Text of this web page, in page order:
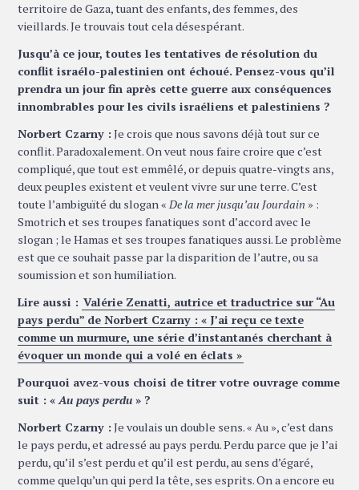
territoire de Gaza, tuant des enfants, des femmes, des
vieillards. Je trouvais tout cela désespérant.
Jusqu’à ce jour, toutes les tentatives de résolution du
conflit israélo-palestinien ont échoué. Pensez-vous qu’il
prendra un jour fin après cette guerre aux conséquences
innombrables pour les civils israéliens et palestiniens ?
Norbert Czarny : Je crois que nous savons déjà tout sur ce
conflit. Paradoxalement. On veut nous faire croire que c’est
compliqué, que tout est emmêlé, or depuis quatre-vingts ans,
deux peuples existent et veulent vivre sur une terre. C’est
toute l’ambiguïté du slogan « De la mer jusqu’au Jourdain » :
Smotrich et ses troupes fanatiques sont d’accord avec le
slogan ; le Hamas et ses troupes fanatiques aussi. Le problème
est que ce souhait passe par la disparition de l’autre, ou sa
soumission et son humiliation.
Lire aussi : Valérie Zenatti, autrice et traductrice sur “Au
pays perdu” de Norbert Czarny : « J’ai reçu ce texte
comme un murmure, une série d’instantanés cherchant à
évoquer un monde qui a volé en éclats »
Pourquoi avez-vous choisi de titrer votre ouvrage comme
suit : «Au pays perdu » ?
Norbert Czarny : Je voulais un double sens. « Au », c’est dans
le pays perdu, et adressé au pays perdu. Perdu parce que je l’ai
perdu, qu’il s’est perdu et qu’il est perdu, au sens d’égaré,
comme quelqu’un qui perd la tête, ses esprits. On a encore eu